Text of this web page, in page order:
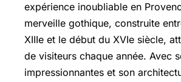
expérience inoubliable en
merveille gothique, construite
XIIIe et le début du XVIe siècle,
de visiteurs chaque année. Avec
impressionnantes et son